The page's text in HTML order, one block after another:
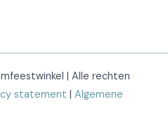
| Alle rechten
statement | Algemene